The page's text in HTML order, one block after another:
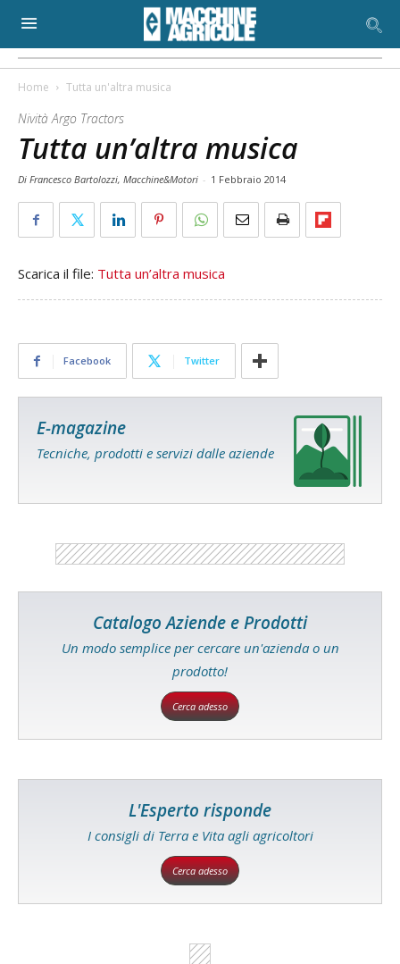
Home Tutta un'altra musica
Nività Argo Tractors
Tutta un’altra musica
Di Francesco Bartolozzi, Macchine&Motori - 1 Febbraio 2014
Scarica il file: Tutta un’altra musica
Facebook Twitter
E-magazine
Tecniche, prodotti e servizi dalle aziende
Catalogo Aziende e Prodotti
Un modo semplice per cercare un'azienda o un
prodotto!
Cerca adesso
L'Esperto risponde
I consigli di Terra e Vita agli agricoltori
Cerca adesso